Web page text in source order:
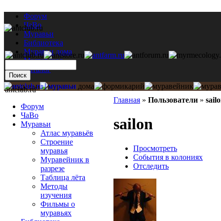
Форум
ЧаВо
Муравьи
Библиотека
Муравьи дома
Мастерская
Каталог
Главная » Пользователи »
sailon
Просмотреть
События в колониях
Отследить
antclub.ru
Форум
ЧаВо
Муравьи
Атлас муравьёв
Строение
муравья
Муравейник в
разрезе
Таблица лёта
Методы
изучения
Фильмы о
муравьях